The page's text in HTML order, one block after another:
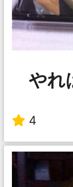
やれ
4